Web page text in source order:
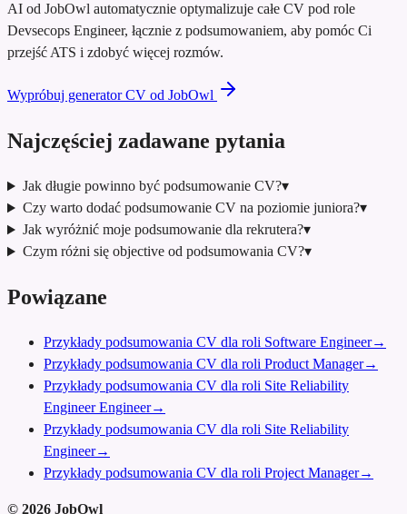
AI od JobOwl automatycznie optymalizuje całe CV pod role
Devsecops Engineer, łącznie z podsumowaniem, aby pomóc Ci
przejść ATS i zdobyć więcej rozmów.
Wypróbuj generator CV od JobOwl
Najczęściej zadawane pytania
Jak długie powinno być podsumowanie CV?▾
Czy warto dodać podsumowanie CV na poziomie juniora?▾
Jak wyróżnić moje podsumowanie dla rekrutera?▾
Czym różni się objective od podsumowania CV?▾
Powiązane
Przykłady podsumowania CV dla roli Software Engineer→
Przykłady podsumowania CV dla roli Product Manager→
Przykłady podsumowania CV dla roli Site Reliability
Engineer Engineer→
Przykłady podsumowania CV dla roli Site Reliability
Engineer→
Przykłady podsumowania CV dla roli Project Manager→
© 2026 JobOwl